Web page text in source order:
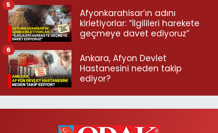
Afyonkarahisar’ın adını
kirletiyorlar: “İlgilileri harekete
geçmeye davet ediyoruz”
5
Ankara, Afyon Devlet
Hastanesini neden takip
ediyor?
6